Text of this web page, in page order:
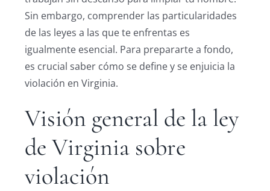
Sin embargo, comprender las particularidades
de las leyes a las que te enfrentas es
igualmente esencial. Para prepararte a fondo,
es crucial saber cómo se define y se enjuicia la
violación en Virginia.
Visión general de la ley
de Virginia sobre
violación